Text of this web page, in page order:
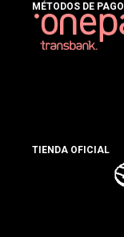
MÉTODOS DE PAGO
TIENDA OFICIAL